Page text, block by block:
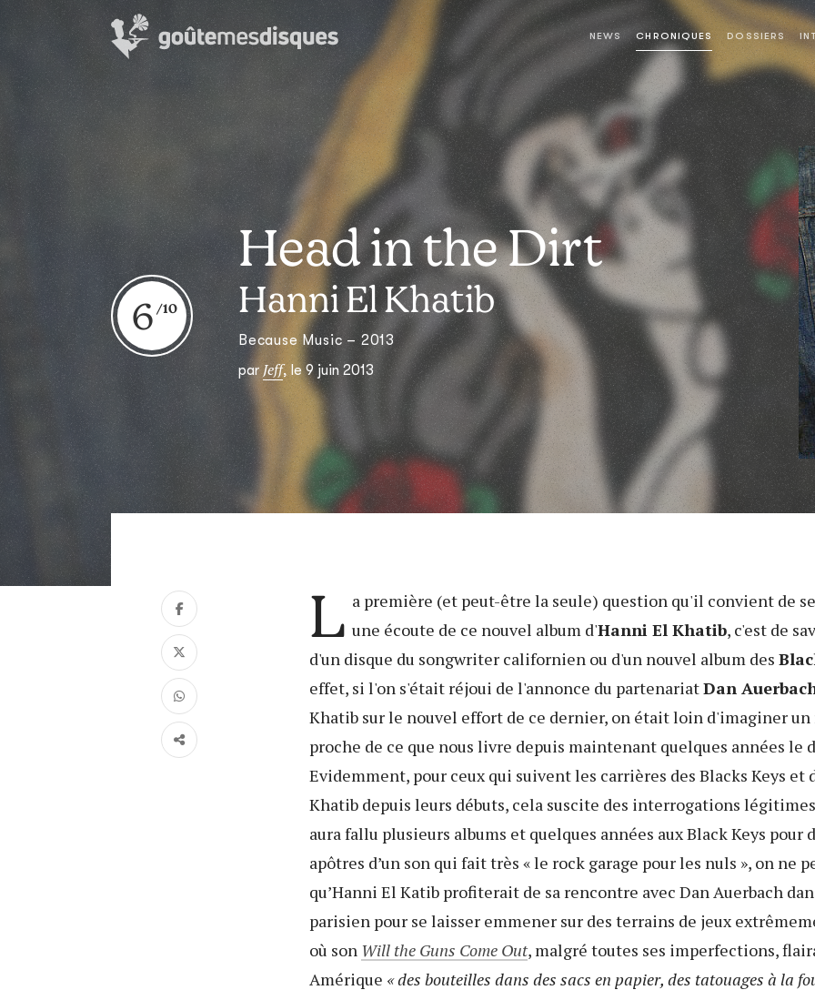
NEWS CHRONIQUES DOSSIERS
Head in the Dirt
Hanni El Khatib
Because Music – 2013
par Jeff, le 9 juin 2013
6
L a première (et peut-être la seule) question qu'il convient de
une écoute de ce nouvel album d'Hanni El Khatib, c'est de
d'un disque du songwriter californien ou d'un nouvel album des
effet, si l'on s'était réjoui de l'annonce du partenariatDan
Khatib sur le nouvel effort de ce dernier, on était loin d'imaginer un
proche de ce que nous livre depuis maintenant quelques années le
Evidemment, pour ceux qui suivent les carrières des Blacks Keys et
Khatib depuis leurs débuts, cela suscite des interrogations
aura fallu plusieurs albums et quelques années aux Black Keys pour
apôtres d’un son qui fait très « le rock garage pour les nuls », on ne
qu’Hanni El Katib profiterait de sa rencontre avec Dan Auerbach
parisien pour se laisser emmener sur des terrains de jeux
où son Will the Guns Come Out, malgré toutes ses imperfections,
Amérique «des bouteilles dans des sacs en papier, des tatouages à la